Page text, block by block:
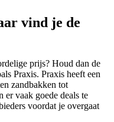
vind je de
prijs? Houd dan de
Praxis. Praxis heeft een
zandbakken tot
er vaak goede deals te
voordat je overgaat